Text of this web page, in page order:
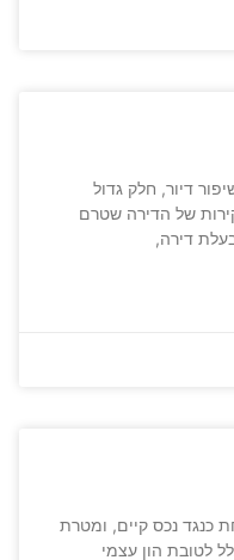
דיור, חלק גדול
של הדירה שטרם
דירה,
כנגד נכס קיים, ומטרת
לטובת הון עצמי